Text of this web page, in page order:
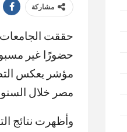
مشاركة
حققت الجامعات
مؤشر يعكس
مصر خلال
وأظهرت نتائج